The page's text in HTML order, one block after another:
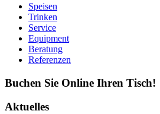
Speisen
Trinken
Service
Equipment
Beratung
Referenzen
Buchen Sie Online Ihren Tisch!
Aktuelles